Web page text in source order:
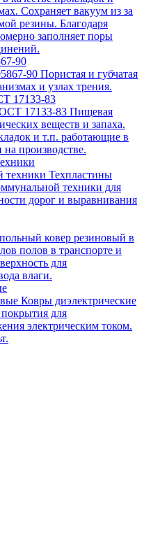
Сохраняет вакуум из за
резины. Благодаря
заполняет поры
90
Пористая и губчатая
и узлах трения.
17133-83
Пищевая
веществ и запаха.
и т.п. работающие в
производстве.
Техпластины
техники для
дорог и выравнивания
ковер резиновый в
полов в транспорте и
для
влаги.
Ковры диэлектрические
покрытия для
электрическим током.